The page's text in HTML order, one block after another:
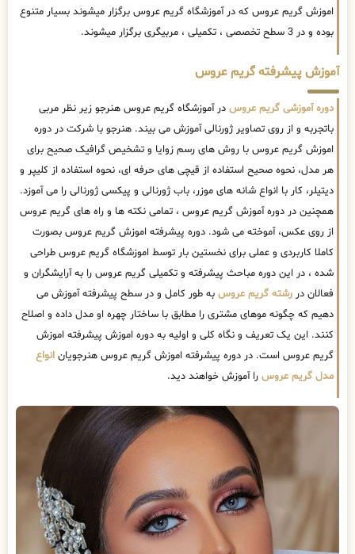
اموزش گریم عروس که در آموزشگاه گریم عروس برگزار میشوند بسیار متنوع
بوده و در 3 سطح تخصصی ، تکمیلی ، مربیگری برگزار میشوند.
آموزش پیشرفته گریم عروس
دوره آموزشی گریم عروس در آموزشگاه گریم عروس هنرجو زیر نظر مربی
باتجربه و از روی تصاویر ژورنالی آموزش می بیند. هنرجو با شرکت در دوره
اموزش گریم عروس با روش های رسم زوایا و تشخیص گرافیک صحیح برای
هر مدل، نحوه صحیح استفاده از قیچی های حرفه ای، نحوه استفاده از کلیپر و
دیتیلر، کار با انواع شانه های موزر، باب ژورنالی و پیکسی ژورنالی را می آموزد.
همچنین در دوره آموزش گریم عروس ، تمامی نکته ها و راه های گریم عروس
از روی عکس، آموخته می شود. دوره پیشرفته اموزش گریم عروس بصورت
کاملا کاربردی و عملی برای نخستین بار توسط اموزشگاه گریم عروس طراحی
شده ، در این دوره مباحث پیشرفته و تکمیلی گریم عروس را به آرایشگران و
فعالان در رشته گریم عروس به طور کامل و در سطح پیشرفته آموزش می
دهیم که چگونه موهای مشتری را مطابق با ساختار چهره او مدل داده و اصلاح
کنند. این یک تعریف و نگاه کلی و اولیه به دوره اموزش پیشرفته اموزش
گریم عروس است. در دوره پیشرفته اموزش گریم عروس هنرجویان انواع
مدل گریم عروس را آموزش خواهند دید.